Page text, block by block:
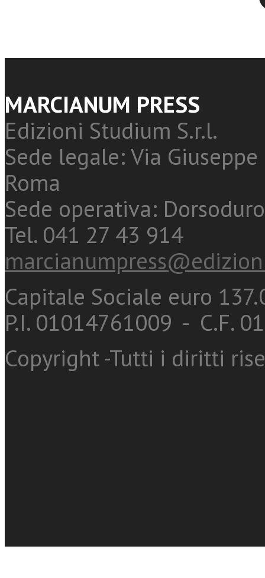
MARCIANUM PRESS
Edizioni Studium S.r.l.
Sede legale: Via
Roma
Sede operativa:
Tel. 041 27 43 914
Capitale Sociale euro
P.I. 01014761009 - C.F.
Copyright -Tutti i diritti